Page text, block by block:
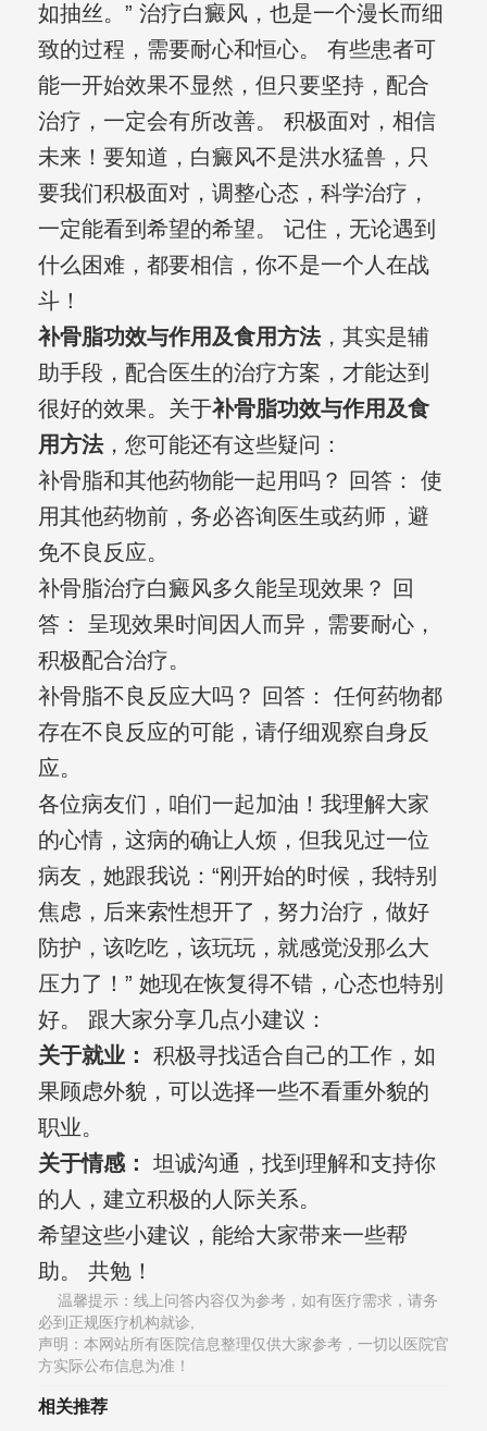
如抽丝。” 治疗白癜风，也是一个漫长而细
致的过程，需要耐心和恒心。 有些患者可
能一开始效果不显然，但只要坚持，配合
治疗，一定会有所改善。 积极面对，相信
未来！要知道，白癜风不是洪水猛兽，只
要我们积极面对，调整心态，科学治疗，
一定能看到希望的希望。 记住，无论遇到
什么困难，都要相信，你不是一个人在战
斗！
补骨脂功效与作用及食用方法，其实是辅
助手段，配合医生的治疗方案，才能达到
很好的效果。关于补骨脂功效与作用及食
用方法，您可能还有这些疑问：
补骨脂和其他药物能一起用吗？ 回答： 使
用其他药物前，务必咨询医生或药师，避
免不良反应。
补骨脂治疗白癜风多久能呈现效果？ 回
答： 呈现效果时间因人而异，需要耐心，
积极配合治疗。
补骨脂不良反应大吗？ 回答： 任何药物都
存在不良反应的可能，请仔细观察自身反
应。
各位病友们，咱们一起加油！我理解大家
的心情，这病的确让人烦，但我见过一位
病友，她跟我说：“刚开始的时候，我特别
焦虑，后来索性想开了，努力治疗，做好
防护，该吃吃，该玩玩，就感觉没那么大
压力了！” 她现在恢复得不错，心态也特别
好。 跟大家分享几点小建议：
关于就业：
积极寻找适合自己的工作，如
果顾虑外貌，可以选择一些不看重外貌的
职业。
关于情感：
坦诚沟通，找到理解和支持你
的人，建立积极的人际关系。
希望这些小建议，能给大家带来一些帮
助。 共勉！
温馨提示：线上问答内容仅为参考，如有医疗需求，请务
必到正规医疗机构就诊,
声明：本网站所有医院信息整理仅供大家参考，一切以医院官
方实际公布信息为准！
相关推荐